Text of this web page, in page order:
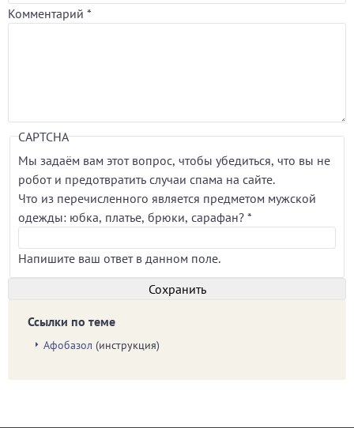
Комментарий *
CAPTCHA
Мы задаём вам этот вопрос, чтобы убедиться, что вы не
робот и предотвратить случаи спама на сайте.
Что из перечисленного является предметом мужской
одежды: юбка, платье, брюки, сарафан? *
Напишите ваш ответ в данном поле.
Ссылки по теме
Афобазол (инструкция)